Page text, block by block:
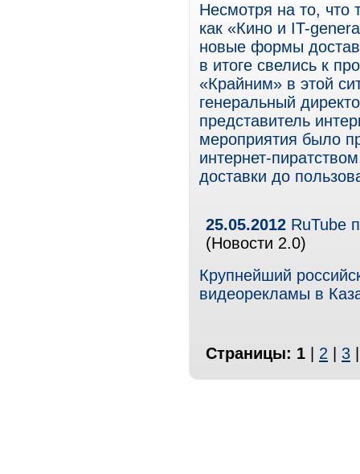
Несмотря на то, что
как «Кино и IT-
новые формы
в итоге свелись к
«Крайним» в этой
генеральный
представитель
мероприятия было
интернет-
доставки до
25.05.2012 RuTube
(Новости 2.0)
Крупнейший
видеорекламы в
Страницы: 1 2 3